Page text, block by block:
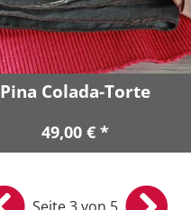
Pina Colada-Torte
49,00 € *